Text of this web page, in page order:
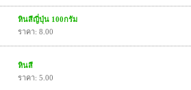
หินสีญี่ปุ่น 100กรัม
ราคา: 8.00
หินสี
ราคา: 5.00